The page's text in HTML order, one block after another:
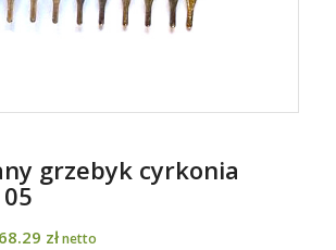
grzebyk cyrkonia
68.29 złnetto